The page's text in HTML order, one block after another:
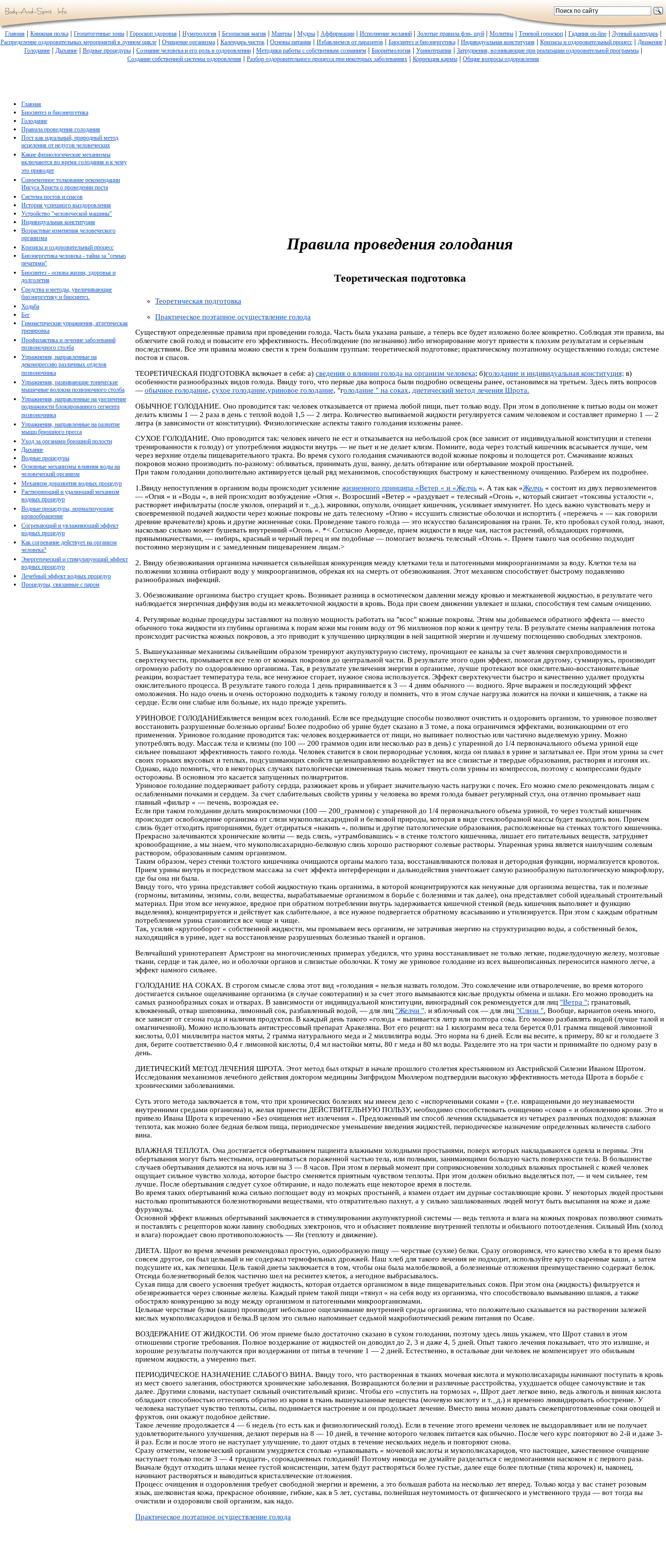
Главная| Книжная полка| Геопатогенные зоны| Гороскоп здоровья| Нумерология| Безопасная магия| Мантры| Мудры| Аффирмации| Исполнение желаний| Золотые правила фэн- шуй| Молитвы| Теневой гороскоп| Гадания on-line| Лунный календарь|
Распределение оздоровительных мероприятий в лунном цикле| Очищение организма| Календарь чисток| Основы питания| Избавляемся от паразитов| Биосинтез и биоэнергетика| Индивидуальная конституция| Кризисы и оздоровительный процесс| Движение|
Голодание| Дыхание| Водные процедуры| Сознание человека и его роль в оздоровлении| Методики работы с собственным сознанием| Биоритмология| Уринотерапия| Затруднения, возникающие при реализации оздоровительной программы|
Создание собственной системы оздоровления| Разбор оздоровительного процесса при некоторых заболеваниях| Коррекция кармы| Общие вопросы оздоровления
Правила проведения голодания
Теоретическая подготовка
Теоретическая подготовка
Практическое поэтапное осуществление голода
Существуют определенные правила при проведении голода. Часть была указана раньше, а теперь все будет изложено более конкретно. Соблюдая эти правила, вы
облегчите свой голод и повысите его эффективность. Несоблюдение (по незнанию) либо игнорирование могут привести к плохим результатам и серьезным
последствиям. Все эти правила можно свести к трем большим группам: теоретической подготовке; практическому поэтапному осуществлению голода; системе
постов и спасов.
ТЕОРЕТИЧЕСКАЯ ПОДГОТОВКА включает в себя: а) сведения о влиянии голода на организм человека; б)голодание и индивидуальная конституция; в)
особенности разнообразных видов голода. Ввиду того, что первые два вопроса были подробно освещены ранее, остановимся на третьем. Здесь пять вопросов
— обычное голодание, сухое голодание,уриновое голодание, "голодание " на соках, диетический метод лечения Шрота.
ОБЫЧНОЕ ГОЛОДАНИЕ. Оно проводится так: человек отказывается от приема любой пищи, пьет только воду. При этом в дополнение к питью воды он может
делать клизмы 1 — 2 раза в день с теплой водой 1,5 — 2 литра. Количество выпиваемой жидкости регулируется самим человеком и составляет примерно 1 — 2
литра (в зависимости от конституции). Физиологические аспекты такого голодания изложены ранее.
СУХОЕ ГОЛОДАНИЕ. Оно проводится так: человек ничего не ест и отказывается на небольшой срок (все зависит от индивидуальной конституции и степени
тренированности к голоду) от употребления жидкости внутрь — не пьет и не делает клизм. Помните, вода через толстый кишечник всасывается лучше, чем
через верхние отделы пищеварительного тракта. Во время сухого голодания смачиваются водой кожные покровы и полощется рот. Смачивание кожных
покровов можно производить по-разному: обливаться, принимать душ, ванну, делать обтирание или обертывание мокрой простыней.
При таком голодании дополнительно активируется целый ряд механизмов, способствующих быстрому и качественному очищению. Разберем их подробнее.
1.Ввиду непоступления в организм воды происходит усиление жизненного принципа «Ветер « и «Желчь «. А так как «Желчь « состоит из двух первоэлементов
— «Огня « и «Воды «, в ней происходит возбуждение «Огня «. Возросший «Ветер « «раздувает « телесный «Огонь «, который сжигает «токсины усталости «,
растворяет инфильтраты (после уколов, операций и т._д.), жировики, опухоли, очищает кишечник, усиливает иммунитет. Но здесь важно чувствовать меру и
своевременной подачей жидкости через кожные покровы не дать телесному «Огню « иссушить слизистые оболочки и испортить ( «пережечь « — как говорили
древние врачеватели) кровь и другие жизненные соки. Проведение такого голода — это искусство балансирования на грани. Те, кто пробовал сухой голод, знают,
насколько сильно может бушевать внутренний «Огонь «. *< Согласно Аюрведе, прием жидкости в виде чая, настоя растений, обладающих горячими,
прянымикачествами, — имбирь, красный и черный перец и им подобные — помогает возжечь телесный «Огонь «. Прием такого чая особенно подходит
постоянно мерзнущим и с замедленным пищеварением лицам.>
2. Ввиду обезвоживания организма начинается сильнейшая конкуренция между клетками тела и патогенными микроорганизмами за воду. Клетки тела на
положении хозяина отбирают воду у микроорганизмов, обрекая их на смерть от обезвоживания. Этот механизм способствует быстрому подавлению
разнообразных инфекций.
3. Обезвоживание организма быстро сгущает кровь. Возникает разница в осмотическом давлении между кровью и межтканевой жидкостью, в результате чего
наблюдается энергичная диффузия воды из межклеточной жидкости в кровь. Вода при своем движении увлекает и шлаки, способствуя тем самым очищению.
4. Регулярные водные процедуры заставляют на полную мощность работать на "всос" кожные покровы. Этим мы добиваемся обратного эффекта — вместо
обычного тока жидкости из глубины организма к порам кожи мы гоним воду от 96 миллионов пор кожи к центру тела. В результате смены направления потока
происходит расчистка кожных покровов, а это приводит к улучшению циркуляции в ней защитной энергии и лучшему поглощению свободных электронов.
5. Вышеуказанные механизмы сильнейшим образом тренируют акупунктурную систему, прочищают ее каналы за счет явления сверхпроводимости и
сверхтекучести, промывается все тело от кожных покровов до центральной части. В результате этого один эффект, помогая другому, суммируясь, производит
огромную работу по оздоровлению организма. Так, в результате увеличения энергии в организме, лучше протекают все окислительно-восстановительные
реакции, возрастает температура тела, все ненужное сгорает, нужное снова используется. Эффект сверхтекучести быстро и качественно удаляет продукты
окислительного процесса. В результате такого голода 1 день приравнивается к 3 — 4 дням обычного — водного. Ярче выражен и последующий эффект
омоложения. Но надо очень и очень осторожно подходить к такому голоду и помнить, что в этом случае нагрузка ложится на почки и кишечник, а также на
сердце. Если они слабые или больные, их надо прежде укрепить.
УРИНОВОЕ ГОЛОДАНИЕявляется венцом всех голоданий. Если все предыдущие способы позволяют очистить и оздоровить организм, то уриновое позволяет
восстановить разрушенные болезнью органы! Более подробно об урине будет сказано в 3 томе, а пока ограничимся эффектами, возникающими от его
применения. Уриновое голодание проводится так: человек воздерживается от пищи, но выпивает полностью или частично выделяемую урину. Можно
употреблять воду. Массаж тела и клизмы (по 100 — 200 граммов один или несколько раз в день) с упаренной до 1/4 первоначального объема уриной еще
сильнее повышают эффективность такого голода. Человек ставится в свои первородные условия, когда он плавал в урине и заглатывал ее. При этом урина за счет
своих горьких вкусовых и теплых, подсушивающих свойств целенаправленно воздействует на все слизистые и твердые образования, растворяя и изгоняя их.
Однако, надо помнить, что в некоторых случаях патологически измененная ткань может тянуть соли урины из компрессов, поэтому с компрессами будьте
осторожны. В основном это касается запущенных полиартритов.
Уриновое голодание поддерживает работу сердца, разжижает кровь и убирает значительную часть нагрузки с почек. Его можно смело рекомендовать лицам с
ослабленными почками и сердцем. За счет слабительных свойств урины у человека во время голода бывает регулярный стул, она отлично промывает наш
главный «фильтр « — печень, возрождая ее.
Если при таком голодании делать микроклизмочки (100 — 200_граммов) с упаренной до 1/4 первоначального объема уриной, то через толстый кишечник
происходит освобождение организма от слизи мукополисахаридной и белковой природы, которая в виде стеклообразной массы будет выходить вон. Причем
слизь будет отходить пригоршнями, будет отдираться «накипь «, полипы и другие патологические образования, расположенные на стенках толстого кишечника.
Прекрасно залечиваются хронические колиты — ведь слизь, «утрамбовавшись « в стенке толстого кишечника, лишает его питательных веществ, затрудняет
кровообращение, а мы знаем, что мукополисахаридно-белковую слизь хорошо растворяют солевые растворы. Упаренная урина является наилучшим солевым
раствором, образованным самим организмом.
Таким образом, через стенки толстого кишечника очищаются органы малого таза, восстанавливаются половая и детородная функции, нормализуется кровоток.
Прием урины внутрь и посредством массажа за счет эффекта интерференции и дальнодействия уничтожает самую разнообразную патологическую микрофлору,
где бы она ни была.
Ввиду того, что урина представляет собой жидкостную ткань организма, в которой концентрируются как ненужные для организма вещества, так и полезные
(гормоны, витамины, энзимы, соли, вещества, вырабатываемые организмом в борьбе с болезнями и так далее), она представляет собой идеальный строительный
материал. При этом все ненужное, вредное при обратном потреблении внутрь задерживается кишечной стенкой (ведь кишечник выполняет и функцию
выделения), концентрируется и действует как слабительное, а все нужное подвергается обратному всасыванию и утилизируется. При этом с каждым обратным
потреблением урина становится все чище и чище.
Так, усилив «кругооборот « собственной жидкости, мы промываем весь организм, не затрачивая энергию на структуризацию воды, а собственный белок,
находящийся в урине, идет на восстановление разрушенных болезнью тканей и органов.
Величайший уринотерапевт Армстронг на многочисленных примерах убедился, что урина восстанавливает не только легкие, поджелудочную железу, мозговые
ткани, сердце и так далее, но и оболочки органов и слизистые оболочки. К тому же уриновое голодание из всех вышеописанных переносится намного легче, а
эффект намного сильнее.
ГОЛОДАНИЕ НА СОКАХ. В строгом смысле слова этот вид «голодания « нельзя назвать голодом. Это соколечение или отваролечение, во время которого
достигается сильное ощелачивание организма (в случае сокотерапии) и за счет этого вымываются кислые продукты обмена и шлаки. Его можно проводить на
самых разнообразных соках и отварах. В зависимости от индивидуальной конституции, виноградный сок рекомендуется для лиц "Ветра "; гранатовый,
клюквенный, отвар шиповника, лимонный сок, разбавленный водой, — для лиц "Желчи ", и яблочный сок — для лиц "Слизи ". Вообще, вариантов очень много,
все зависит от сезона года и наличия продуктов. В каждый день такого «голода « выпивается литр или полтора сока. Его можно разбавлять водой (лучше талой и
омагниченной). Можно использовать антистрессовый препарат Аракеляна. Вот его рецепт: на 1 килограмм веса тела берется 0,01 грамма пищевой лимонной
кислоты, 0,01 миллилитра настоя мяты, 2 грамма натурального меда и 2 миллилитра воды. Это норма на 6 дней. Если вы весите, к примеру, 80 кг и голодаете 3
дня, берите соответственно 0,4 г лимонной кислоты, 0,4 мл настойки мяты, 80 г меда и 80 мл воды. Разделите это на три части и принимайте по одному разу в
день.
ДИЕТИЧЕСКИЙ МЕТОД ЛЕЧЕНИЯ ШРОТА. Этот метод был открыт в начале прошлого столетия крестьянином из Австрийской Силезии Иваном Шротом.
Исследования механизмов лечебного действия доктором медицины Зигфридом Мюллером подтвердили высокую эффективность метода Шрота в борьбе с
хроническими заболеваниями.
Суть этого метода заключается в том, что при хронических болезнях мы имеем дело с «испорченными соками « (т.е. извращенными до неузнаваемости
внутренними средами организма) и, желая принести ДЕЙСТВИТЕЛЬНУЮ ПОЛЬЗУ, необходимо способствовать очищению «соков « и обновлению крови. Это и
привело Ивана Шрота к изречению «Без очищения нет излечения «. Предложенный им способ лечения складывается из четырех различных подходов: влажная
теплота, как можно более бедная белком пища, периодическое уменьшение введения жидкостей, периодическое назначение определенных количеств слабого
вина.
ВЛАЖНАЯ ТЕПЛОТА. Она достигается обертыванием пациента влажными холодными простынями, поверх которых накладываются одеяла и перины. Эти
обертывания могут быть местными, ограничиваться пораженной частью тела, или полными, занимающими большую часть поверхности тела. В большинстве
случаев обертывания делаются на ночь или на 3 — 8 часов. При этом в первый момент при соприкосновении холодных влажных простыней с кожей человек
ощущает сильное чувство холода, которое быстро сменяется приятным чувством теплоты. При этом должен обильно выделяться пот, — и чем сильнее, тем
лучше. После обертывания следует сухое обтирание, и надо полежать еще некоторое время в постели.
Во время таких обертываний кожа сильно поглощает воду из мокрых простыней, а взамен отдает им дурные составляющие крови. У некоторых людей простыни
настолько пропитываются болезнотворными веществами, что отвратительно пахнут, а у сильно зашлакованных людей могут быть высыпания на коже и даже
фурункулы.
Основной эффект влажных обертываний заключается в стимулировании акупунктурной системы — ведь теплота и влага на кожных покровах позволяют снимать
и поставлять с рецепторов кожи лавину свободных электронов, что и объясняет появление внутренней теплоты и обильного потоотделения. Сильный Инь (холод
и влага) порождает свою противоположность — Ян (теплоту и движение).
ДИЕТА. Шрот во время лечения рекомендовал простую, однообразную пищу — черствые (сухие) белки. Сразу оговоримся, что качество хлеба в то время было
совсем другое, он был цельный и не содержал термофильных дрожжей. Наш хлеб для такого лечения не подходит, используйте круто сваренные каши, а затем
подсушите их, как лепешки. Цель такой диеты заключается в том, чтобы она была малобелковой, а болезненные отложения преимущественно содержат белок.
Отсюда болезнетворный белок частично шел на ресинтез клеток, а негодное выбрасывалось.
Сухая пища для своего усвоения требует жидкость, которая отдается организмом в виде пищеварительных соков. При этом она (жидкость) фильтруется и
обезвреживается через слюнные железы. Каждый прием такой пищи «тянул « на себя воду из организма, что способствовало вымыванию шлаков, а также
обостряло конкуренцию за воду между организмом и патогенными микроорганизмами.
Цельные черствые булки (каши) производят небольшое ощелачивание внутренней среды организма, что положительно сказывается на растворении залежей
кислых мукополисахаридов и белка.В целом это сильно напоминает седьмой макробиотический режим питания по Осаве.
ВОЗДЕРЖАНИЕ ОТ ЖИДКОСТИ. Об этом приеме было достаточно сказано в сухом голодании, поэтому здесь лишь укажем, что Шрот ставил в этом
отношении строгие требования. Полное воздержание от жидкостей он доводил до 2, 3 и даже 4, 5 дней. Опыт такого лечения показывает, что это излишне, и
хорошие результаты получаются при воздержании от питья в течение 1 — 2 дней. Естественно, в остальные дни человек не компенсирует это обильным
приемом жидкости, а умеренно пьет.
ПЕРИОДИЧЕСКОЕ НАЗНАЧЕНИЕ СЛАБОГО ВИНА. Ввиду того, что растворенная в тканях мочевая кислота и мукополисахариды начинают поступать в кровь
из мест своего залегания, обостряются хронические заболевания. Возвращаются болезни и различные расстройства, ухудшается общее самочувствие и так
далее. Другими словами, наступает сильный очистительный кризис. Чтобы его «спустить на тормозах «, Шрот дает легкое вино, ведь алкоголь и винная кислота
обладают способностью оттеснять обратно из крови в ткань вышеуказанные вещества (мочевую кислоту и т._д.) и временно ликвидировать обострение. У
человека наступает чувство теплоты, силы, поднимается настроение и он продолжает лечение. Вместо вина можно давать свежеприготовленные соки овощей и
фруктов, они окажут подобное действие.
Такое лечение продолжается 4 — 6 недель (то есть как и физиологический голод). Если в течение этого времени человек не выздоравливает или не получает
удовлетворительного улучшения, делают перерыв на 8 — 10 дней, в течение которого человек питается как обычно. После чего курс повторяют во 2-й и даже 3-
й раз. Если и после этого не наступает улучшение, то дают отдых в течение нескольких недель и повторяют снова.
Сразу отметим, человеческий организм умудряется столько «упаковывать « мочевой кислоты и мукополисахаридов, что настоящее, качественное очищение
наступает только после 3 — 4 тридцати-, сорокадневных голоданий! Поэтому никогда не думайте разделаться с недомоганиями наскоком и с первого раза.
Вначале будут отходить шлаки менее густой консистенции, затем будут растворяться более густые, далее еще более плотные (типа корочек) и, наконец,
начинают растворяться и выводиться кристаллические отложения.
Процесс очищения и оздоровления требует свободной энергии и времени, а это большая работа на несколько лет вперед. Только когда у вас станет розовым
язык, шелковистая кожа, прекрасное обоняние, гибкие, как в 5 лет, суставы, полнейшая неутомимость от физического и умственного труда — вот тогда вы
очистили и оздоровили свой организм, как надо.
Практическое поэтапное осуществление голода
Главная
Биосинтез и биоэнергетика
Голодание
Правила проведения голодания
Пост как идеальный, природный метод
исцеления от недугов человеческих
Какие физиологические механизмы
включаются во время голодания и к чему
это приводит
Современное толкование рекомендации
Иисуса Христа о проведении поста
Система постов и спасов
История успешного выздоровления
Устройство "человеческой машины"
Индивидуальная конституция
Возрастные изменения человеческого
организма
Кризисы и оздоровительный процесс
Биоэнергетика человека - тайна за "семью
печатями"
Биосинтез - основа жизни, здоровья и
долголетия
Средства и методы, увеличивающие
биоэнергетику и биосинтез.
Ходьба
Бег
Гимнастические упражнения, атлетическая
тренировка
Профилактика и лечение заболеваний
позвоночного столба
Упражнения, направленные на
декомпрессию различных отделов
позвоночника
Упражнения, развивающие тонические
мышечные волокна позвоночного столба
Упражнения, направленные на увеличение
подвижности блокированного сегмента
позвоночника
Упражнения, направленные на развитие
мышц брюшного пресса
Уход за органами брюшной полости
Дыхание
Водные процедуры
Основные механизмы влияния воды на
человеческий организм
Механизм доразвития водных процедур
Растворяющий и удаляющий механизм
водных процедур
Водные процедуры, нормализующие
кровообращение
Согревающий и увлажняющий эффект
водных процедур
Как согревание действует на организм
человека?
Энергетический и стимулирующий эффект
водных процедур
Лечебный эффект водных процедур
Процедуры, связанные с паром